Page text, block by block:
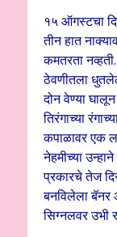
१५ ऑगस्टचा
तीन हात
कमतरता
ठेवणीतला
दोन वेण्या
तिरंगाच्या
कपाळावर एक
नेहमीच्या
प्रकारचे तेज
बनविलेला बॅनर
सिग्नलवर उभी